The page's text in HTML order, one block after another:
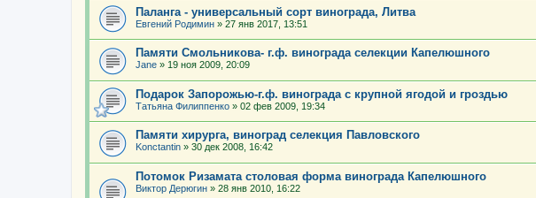
Паланга - универсальный сорт винограда, Литва
Евгений Родимин » 27 янв 2017, 13:51
Памяти Смольникова- г.ф. винограда селекции Капелюшного
Jane » 19 ноя 2009, 20:09
Подарок Запорожью-г.ф. винограда с крупной ягодой и гроздью
Татьяна Филиппенко » 02 фев 2009, 19:34
Памяти хирурга, виноград селекция Павловского
Konctantin » 30 дек 2008, 16:42
Потомок Ризамата столовая форма винограда Капелюшного
Виктор Дерюгин » 28 янв 2010, 16:22